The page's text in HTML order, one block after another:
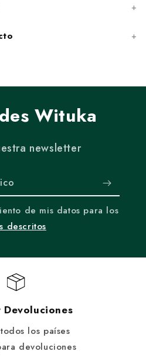
Wituka
newsletter
de mis datos para los
descritos
Devoluciones
los países
devoluciones